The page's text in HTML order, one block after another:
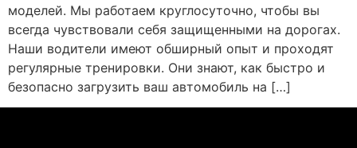
моделей. Мы работаем круглосуточно, чтобы вы
всегда чувствовали себя защищенными на дорогах.
Наши водители имеют обширный опыт и проходят
регулярные тренировки. Они знают, как быстро и
безопасно загрузить ваш автомобиль на […]